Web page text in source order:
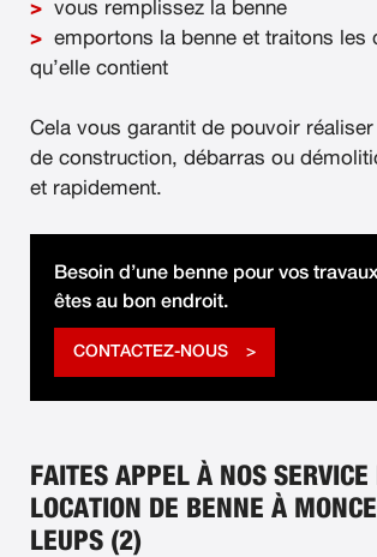
vous remplissez la benne
emportons la benne et traitons les
qu’elle contient
Cela vous garantit de pouvoir
de construction, débarras ou
et rapidement.
Besoin d’une benne pour vos
êtes au bon endroit.
CONTACTEZ-NOUS
FAITES APPEL À NOS SERVICE
LOCATION DE BENNE À
LEUPS (2)